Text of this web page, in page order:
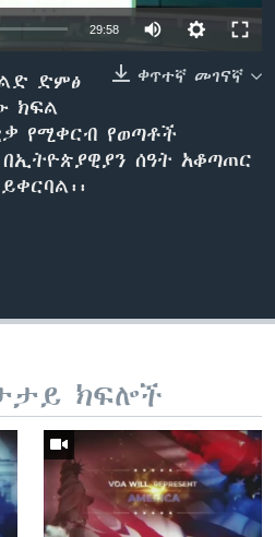
29:58
ቀጥተኛ መገናኛ
ድምፅ
ክፍል
የሚቀርብ የወጣቶች
በኢትዮጵያዊያን ሰዓት አቆጣጠር
ክፍሎች